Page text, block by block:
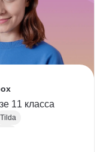
11 класса
Tilda